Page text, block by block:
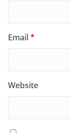
Email*
Website